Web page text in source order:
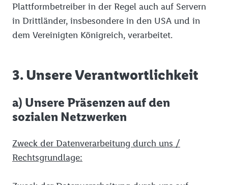
Plattformbetreiber in der Regel auch auf Servern
in Drittländer, insbesondere in den USA und in
dem Vereinigten Königreich, verarbeitet.
3. Unsere Verantwortlichkeit
a) Unsere Präsenzen auf den
sozialen Netzwerken
Zweck der Datenverarbeitung durch uns /
Rechtsgrundlage: